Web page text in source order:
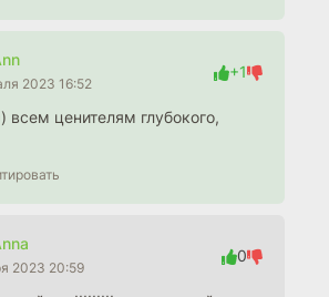
2023 16:52
+1
всем ценителям глубокого,
2023 20:59
0